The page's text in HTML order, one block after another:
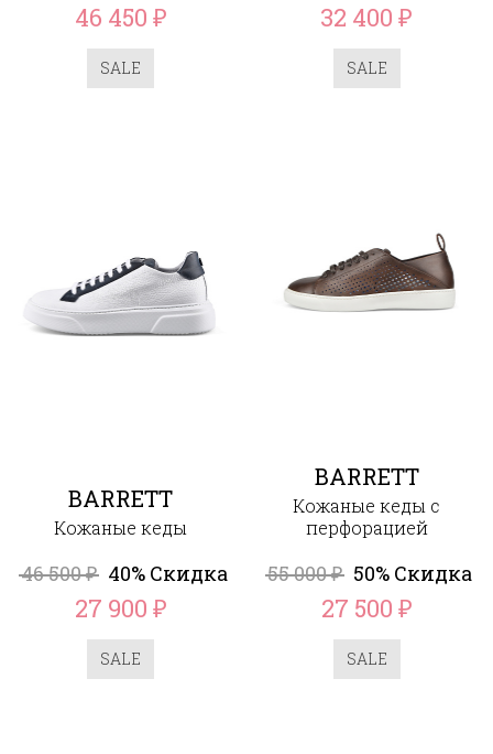
46 450 ₽
SALE
32 400₽
SALE
BARRETT
Кожаные кеды
46 500₽ 40% Скидка
27 900 ₽
SALE
BARRETT
Кожаные кеды с
перфорацией
55 000₽ 50% Скидка
27 500 ₽
SALE